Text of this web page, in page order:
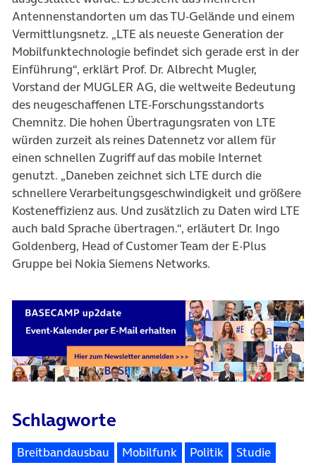
Antennenstandorten um das TU-Gelände und einem
Vermittlungsnetz. „LTE als neueste Generation der
Mobilfunktechnologie befindet sich gerade erst in der
Einführung“, erklärt Prof. Dr. Albrecht Mugler,
Vorstand der MUGLER AG, die weltweite Bedeutung
des neugeschaffenen LTE-Forschungsstandorts
Chemnitz. Die hohen Übertragungsraten von LTE
würden zurzeit als reines Datennetz vor allem für
einen schnellen Zugriff auf das mobile Internet
genutzt. „Daneben zeichnet sich LTE durch die
schnellere Verarbeitungsgeschwindigkeit und größere
Kosteneffizienz aus. Und zusätzlich zu Daten wird LTE
auch bald Sprache übertragen.“, erläutert Dr. Ingo
Goldenberg, Head of Customer Team der E-Plus
Gruppe bei Nokia Siemens Networks.
Schlagworte
Breitbandausbau Mobilfunk Politik
Studie